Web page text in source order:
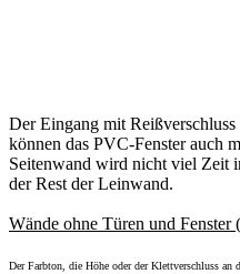
Der Eingang mit
können das PVC-Fenster auch
Seitenwand wird nicht viel Zeit
der Rest der Leinwand.
Wände ohne Türen und
Der Farbton, die Höhe oder der Klettverschluss an